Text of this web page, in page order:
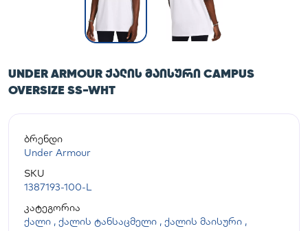
UNDER ARMOUR ᲥᲐᲚᲘᲡ ᲛᲐᲘᲡᲣᲠᲘ CAMPUS
OVERSIZE SS-WHT
ბრენდი
Under Armour
SKU
1387193-100-L
კატეგორია
ქალი , ქალის ტანსაცმელი , ქალის მაისური ,